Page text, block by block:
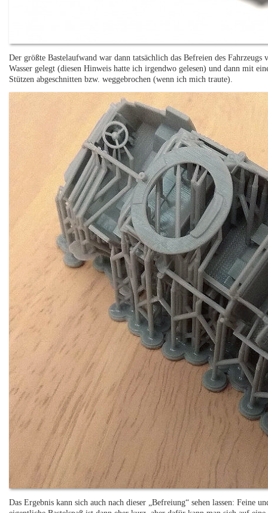
Der größte Bastelaufwand war dann tatsächlich das Befreien des
Wasser gelegt (diesen Hinweis hatte ich irgendwo gelesen) und dann mit
Stützen abgeschnitten bzw. weggebrochen (wenn ich mich traute).
Das Ergebnis kann sich auch nach dieser „Befreiung“ sehen lassen: Feine